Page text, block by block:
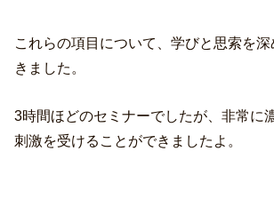
これらの項目について、学びと思索を
きました。
3時間ほどのセミナーでしたが、非常に
刺激を受けることができましたよ。